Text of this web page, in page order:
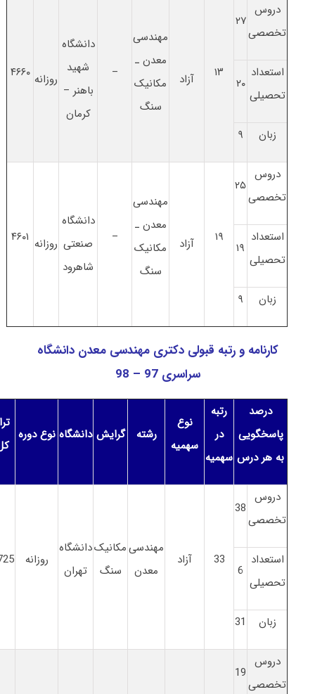
دروس
تخصصی
۲۷
۱۳ آزاد
ﻣﻬﻨﺪسی
ﻣﻌﺪن ـ
مکانیک
ﺳﻨﮓ
–
دانشگاه
شهید
باهنر –
کرمان
روزانه ۴۶۶۰
استعداد
تحصیلی
۲۰
زبان ۹
دروس
تخصصی
۲۵
۱۹ آزاد
ﻣﻬﻨﺪسی
ﻣﻌﺪن ـ
مکانیک
ﺳﻨﮓ
–
دانشگاه
صنعتی
شاهرود
روزانه ۴۶۰۱
استعداد
تحصیلی
۱۹
زبان ۹
کارنامه و رتبه قبولی دکتری ﻣﻬﻨﺪسی ﻣﻌﺪن دانشگاه
سراسری 97 – 98
درصد
پاسخگویی
به هر درس
رتبه
در
سهمیه
نوع
سهمیه
رشته گرایش دانشگاه نوع دوره
دروس
تخصصی
38
33 آزاد
مهندسی
معدن
مکانیک
سنگ
دانشگاه
تهران
روزانه
استعداد
تحصیلی
6
زبان 31
دروس
تخصصی
19